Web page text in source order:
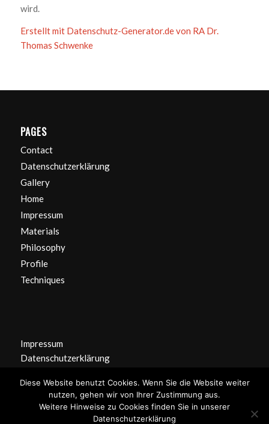
wird.
Erstellt mit Datenschutz-Generator.de von RA Dr.
Thomas Schwenke
PAGES
Contact
Datenschutzerklärung
Gallery
Home
Impressum
Materials
Philosophy
Profile
Techniques
Impressum
Datenschutzerklärung
Diese Website benutzt Cookies. Wenn Sie die Website weiter
nutzen, gehen wir von Ihrer Zustimmung aus.
Weitere Hinweise zu Cookies finden Sie in unserer
Datenschutzerklärung